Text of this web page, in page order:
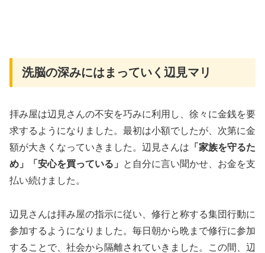
洗脳の深みにはまっていく辺見マリ
拝み屋は辺見さんの不安を巧みに利用し、徐々に金銭を要
求するようになりました。最初は小額でしたが、次第に金
額が大きくなっていきました。辺見さんは 「家族を守るた
め」「安心を買っている」
と自分に言い聞かせ、お金を支
払い続けました。
辺見さんは拝み屋の指示に従い、修行と称する集団行動に
参加するようになりました。毎日朝から晩まで修行に参加
することで、社会から隔離されていきました。この間、辺